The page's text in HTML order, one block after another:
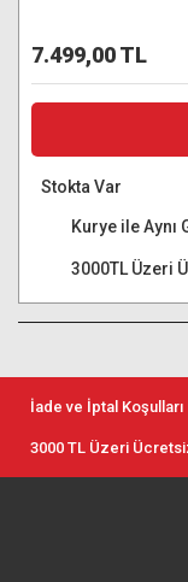
7.499,00 TL
Stokta Var
Kurye ile Aynı
3000TL Üzeri
İade ve İptal Koşulları
3000 TL Üzeri